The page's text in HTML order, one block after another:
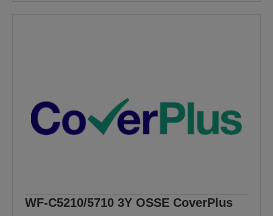
WF-C5210/5710 3Y OSSE CoverPlus